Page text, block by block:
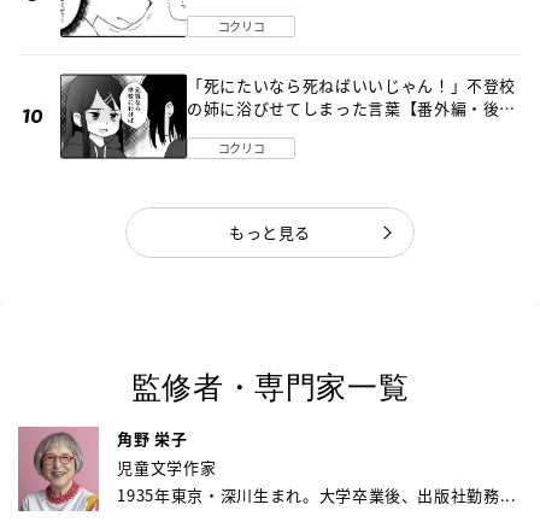
コクリコ
「死にたいなら死ねばいいじゃん！」不登校
の姉に浴びせてしまった言葉【番外編・後
コクリコ
もっと見る
監修者・専門家一覧
角野 栄子
児童文学作家
1935年東京・深川生まれ。大学卒業後、出版社勤務...